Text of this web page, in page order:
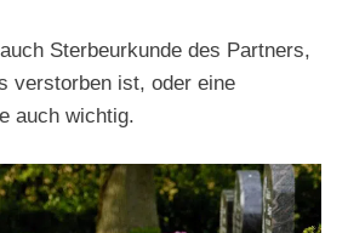
Sterbeurkunde des Partners,
verstorben ist, oder eine
auch wichtig.